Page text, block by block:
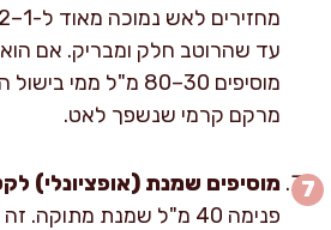
עד שהרוטב חלק ומבריק. אם
מוסיפים 30–80 מ"ל
מרקם קרמי שנשפך לאט.
מוסיפים שמנת (אופציונלי)
פנימה 40 מ"ל שמנת